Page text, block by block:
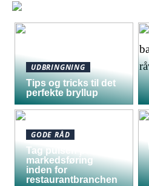
UDBRINGNING
Tips og tricks til det
perfekte bryllup
GODE RÅD
Tag pulsen på digital
markedsføring
inden for
restaurantbranchen